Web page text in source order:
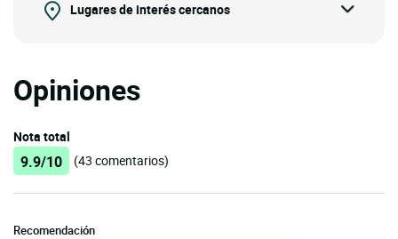
Lugares de interés cercanos
Opiniones
Nota total
9.9/10 (43 comentarios)
Recomendación